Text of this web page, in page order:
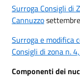
Surroga Consigli di
Cannuzzo
Surroga e modifica
Consigli di zona n.
Componenti dei